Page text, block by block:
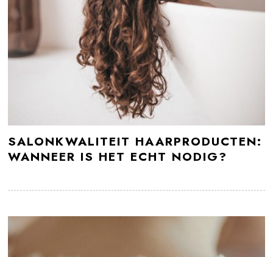
SALONKWALITEIT HAARPRODUCTEN:
WANNEER IS HET ECHT NODIG?